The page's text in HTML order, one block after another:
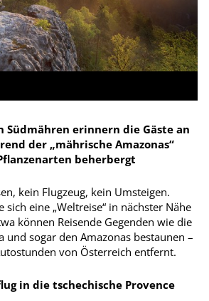
Südmähren erinnern die Gäste an
der „mährische Amazonas“
beherbergt
kein Flugzeug, kein Umsteigen.
sich eine „Weltreise“ in nächster Nähe
können Reisende Gegenden wie die
und sogar den Amazonas bestaunen –
von Österreich entfernt.
in die tschechische Provence